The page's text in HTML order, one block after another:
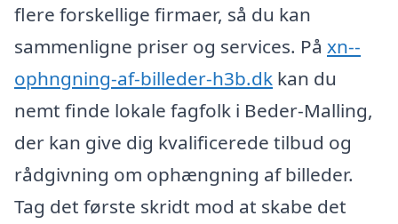
flere forskellige firmaer, så du kan
sammenligne priser og services. På xn--
ophngning-af-billeder-h3b.dk kan du
nemt finde lokale fagfolk i Beder-Malling,
der kan give dig kvalificerede tilbud og
rådgivning om ophængning af billeder.
Tag det første skridt mod at skabe det